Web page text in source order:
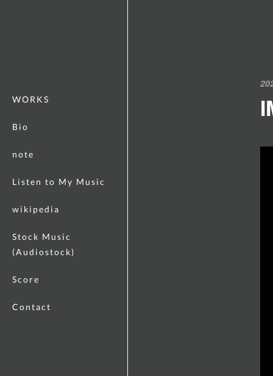
WORKS
Bio
note
Listen to My Music
wikipedia
Stock Music
(Audiostock)
Score
Contact